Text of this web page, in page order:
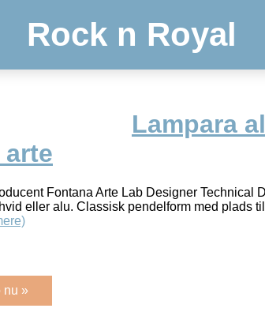
Rock n Royal
Lampara
Fontana Arte Lab Designer Technical
eller alu. Classisk pendelform med plads
nu »